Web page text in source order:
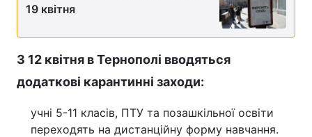
Пресцентр
19 квітня
З 12 квітня в Тернополі вводяться
додаткові карантинні заходи:
учні 5-11 класів, ПТУ та позашкільної освіти
переходять на дистанційну форму навчання.